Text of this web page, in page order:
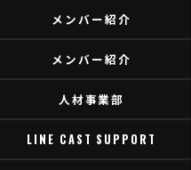
メンバー紹介
メンバー紹介
人材事業部
LINE CAST SUPPORT